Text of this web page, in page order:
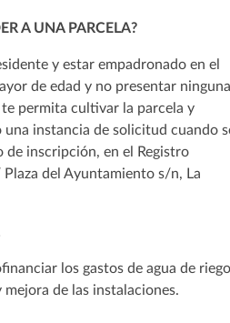
A UNA PARCELA?
y estar empadronado en el
de edad y no presentar ninguna
permita cultivar la parcela y
instancia de solicitud cuando
de inscripción, en el Registro
del Ayuntamiento s/n, La
los gastos de agua de
de las instalaciones.